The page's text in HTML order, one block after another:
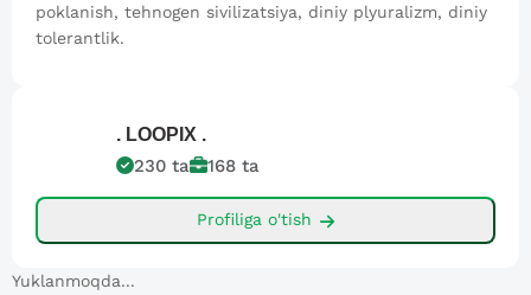
poklanish, tehnogen sivilizatsiya, diniy plyuralizm, diniy
tolerantlik.
. LOOPIX .
230 ta 168 ta
Profiliga o'tish
Yuklanmoqda...